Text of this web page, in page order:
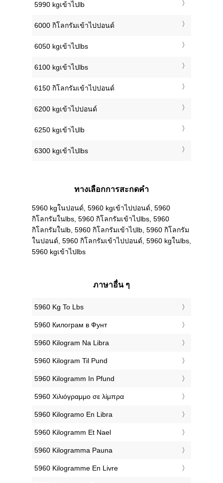
5990 kgเข้าไปlb
6000 กิโลกรัมเข้าไปปอนด์
6050 kgเข้าไปlbs
6100 kgเข้าไปlbs
6150 กิโลกรัมเข้าไปปอนด์
6200 kgเข้าไปปอนด์
6250 kgเข้าไปlb
6300 kgเข้าไปlbs
ทางเลือกการสะกดคำ
5960 kgในปอนด์, 5960 kgเข้าไปปอนด์, 5960
กิโลกรัมในlbs, 5960 กิโลกรัมเข้าไปlbs, 5960
กิโลกรัมในlb, 5960 กิโลกรัมเข้าไปlb, 5960 กิโลกรัม
ในปอนด์, 5960 กิโลกรัมเข้าไปปอนด์, 5960 kgในlbs,
5960 kgเข้าไปlbs
ภาษาอื่น ๆ
‎5960 Kg To Lbs
‎5960 Килограм в Фунт
‎5960 Kilogram Na Libra
‎5960 Kilogram Til Pund
‎5960 Kilogramm In Pfund
‎5960 Χιλιόγραμμο σε λίμπρα
‎5960 Kilogramo En Libra
‎5960 Kilogramm Et Nael
‎5960 Kilogramma Pauna
‎5960 Kilogramme En Livre